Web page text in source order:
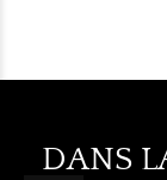
DANS